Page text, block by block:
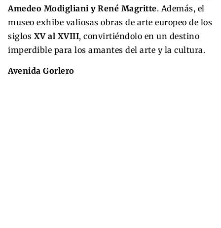
Amedeo Modigliani y René Magritte. Además, el
museo exhibe valiosas obras de arte europeo de los
siglos XV al XVIII, convirtiéndolo en un destino
imperdible para los amantes del arte y la cultura.
Avenida Gorlero